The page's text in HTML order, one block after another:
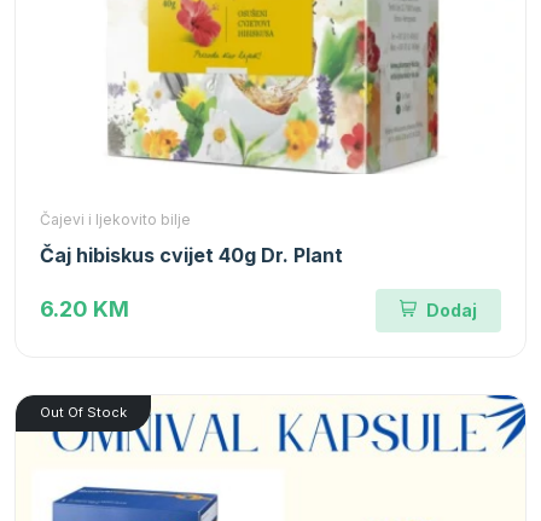
Čajevi i ljekovito bilje
Čaj hibiskus cvijet 40g Dr. Plant
6.20 KM Dodaj
Out Of Stock